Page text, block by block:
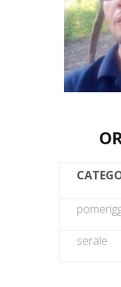
serale